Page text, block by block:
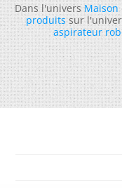
Dans l'universMaison
produitssur
aspirateur